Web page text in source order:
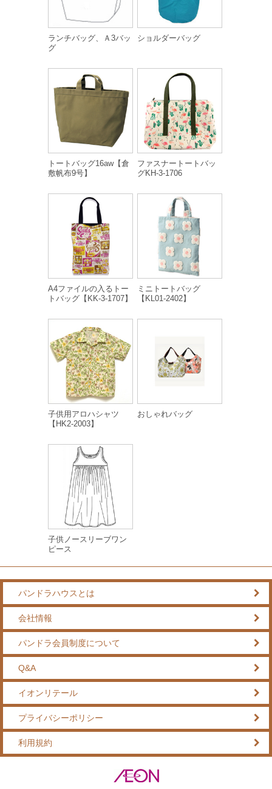
ランチバッグ、Ａ3バッ
グ
ショルダーバッグ
トートバッグ16aw【倉
敷帆布9号】
ファスナートートバッ
グKH-3-1706
A4ファイルの入るトー
トバッグ【KK-3-1707】
ミニトートバッグ
【KL01-2402】
子供用アロハシャツ
【HK2-2003】
おしゃれバッグ
子供ノースリーブワン
ピース
パンドラハウスとは
会社情報
パンドラ会員制度について
Q&A
イオンリテール
プライバシーポリシー
利用規約